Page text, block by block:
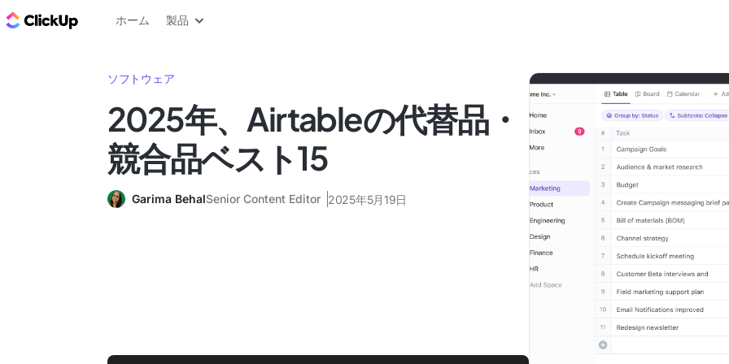
ClickUp ブログ
ホーム 製品
ソフトウェア
2025年、Airtableの代替品・
競合品ベスト15
Garima BehalSenior Content Editor 2025年5月19日